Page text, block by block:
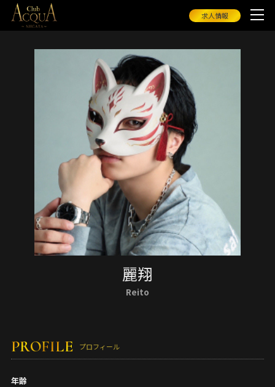
求人情報
麗翔
Reito
PROFILE プロフィール
年齢